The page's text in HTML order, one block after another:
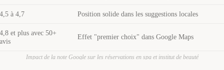
Impact de la note Google sur les réservations en spa et institut de beauté
4,5 à 4,7 Position solide dans les suggestions locales
4,8 et plus avec 50+
avis
Effet "premier choix" dans Google Maps